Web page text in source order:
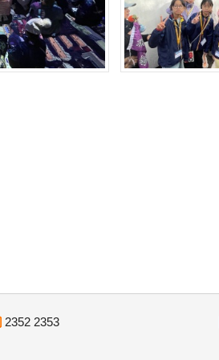
2352 2353